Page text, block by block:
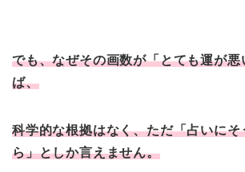
でも、なぜその画数が「とても運が悪
ば、
科学的な根拠はなく、ただ「占いにそ
ら」としか言えません。